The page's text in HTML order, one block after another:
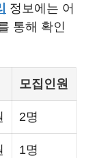
정보에는 어
통해 확인
모집인원
2명
1명